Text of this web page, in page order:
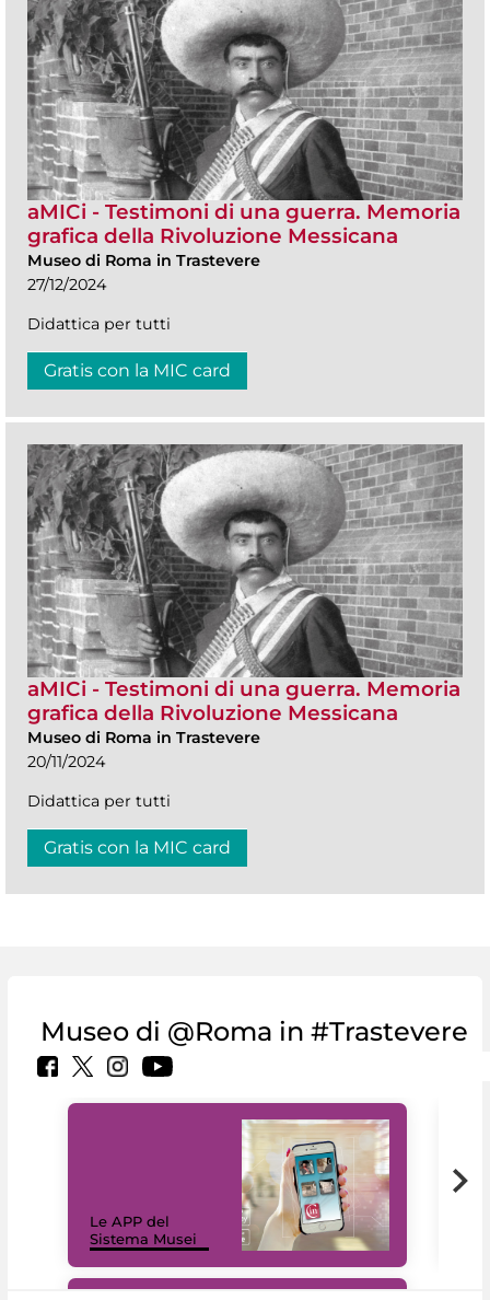
aMICi - Testimoni di una guerra. Memoria
grafica della Rivoluzione Messicana
Museo di Roma in Trastevere
27/12/2024
Didattica per tutti
Gratis con la MIC card
aMICi - Testimoni di una guerra. Memoria
grafica della Rivoluzione Messicana
Museo di Roma in Trastevere
20/11/2024
Didattica per tutti
Gratis con la MIC card
Museo di @Roma in #Trastevere
Le APP del
Sistema Musei